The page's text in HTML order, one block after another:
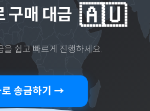
구매 대금 🇦🇺
을 쉽고 빠르게 진행하세요.
로 송금하기 →